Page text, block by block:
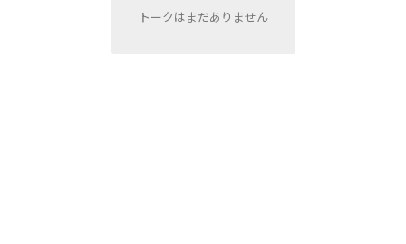
トークはまだありません